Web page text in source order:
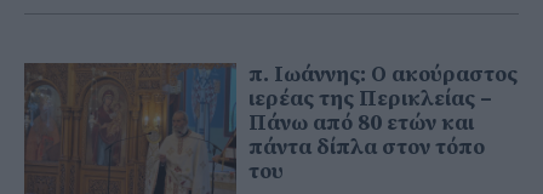
π. Ιωάννης: Ο ακούραστος
ιερέας της Περικλείας –
Πάνω από 80 ετών και
πάντα δίπλα στον τόπο
του